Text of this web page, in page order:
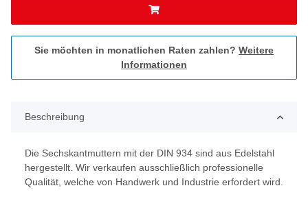
Sie möchten in monatlichen Raten zahlen? Weitere
Informationen
Beschreibung
Die Sechskantmuttern mit der DIN 934 sind aus Edelstahl
hergestellt. Wir verkaufen ausschließlich professionelle
Qualität, welche von Handwerk und Industrie erfordert wird.